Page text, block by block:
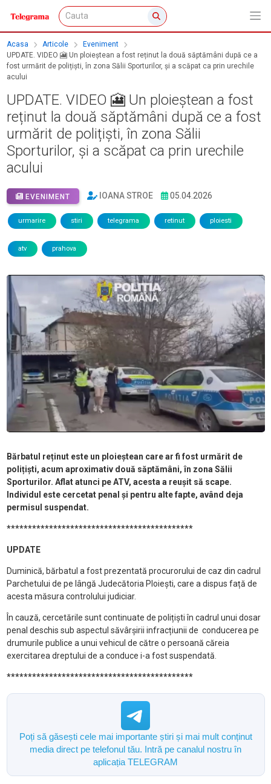
Acasa Articole
Eveniment
UPDATE. VIDEO 🎦 Un ploieștean a fost reținut la două săptămâni după ce a
fost urmărit de polițiști, în zona Sălii Sporturilor, și a scăpat ca prin urechile
acului
UPDATE. VIDEO 🎦 Un ploieștean a fost
reținut la două săptămâni după ce a fost
urmărit de polițiști, în zona Sălii
Sporturilor, și a scăpat ca prin urechile
acului
EVENIMENT IOANA STROE 05.04.2026
urmarire stiri telegrama retinut ploiesti
atv prahova
Bărbatul reținut este un ploieștean care ar fi fost urmărit de
polițiști, acum aproximativ două săptămâni, în zona Sălii
Sporturilor. Aflat atunci pe ATV, acesta a reușit să scape.
Individul este cercetat penal și pentru alte fapte, având deja
permisul suspendat.
********************************************
UPDATE
Duminică, bărbatul a fost prezentată procurorului de caz din cadrul
Parchetului de pe lângă Judecătoria Ploiești, care a dispus față de
acesta măsura controlului judiciar.
În cauză, cercetările sunt continuate de polițiști în cadrul unui dosar
penal deschis sub aspectul săvârșirii infracțiunii de conducerea pe
drumurile publice a unui vehicul de către o persoană căreia
exercitarea dreptului de a conduce i-a fost suspendată.
********************************************
Poți să găsești cele mai importante știri și mai mult conținut
media direct pe telefonul tău. Intră pe canalul nostru în
aplicația TELEGRAM